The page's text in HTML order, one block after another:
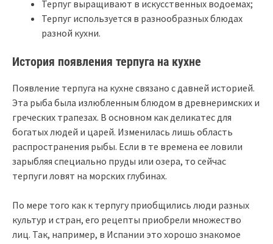
Терпуг выращивают в искусственных водоемах;
Терпуг используется в разнообразных блюдах
разной кухни.
История появления терпуга на кухне
Появление терпуга на кухне связано с давней историей.
Эта рыба была излюбленным блюдом в древнеримских и
греческих трапезах. В основном как деликатес для
богатых людей и царей. Изменилась лишь область
распространения рыбы. Если в те времена ее ловили
зарыбляя специально пруды или озера, то сейчас
терпуги ловят на морских глубинах.
По мере того как к терпугу приобщились люди разных
культур и стран, его рецепты приобрели множество
лиц. Так, например, в Испании это хорошо знакомое